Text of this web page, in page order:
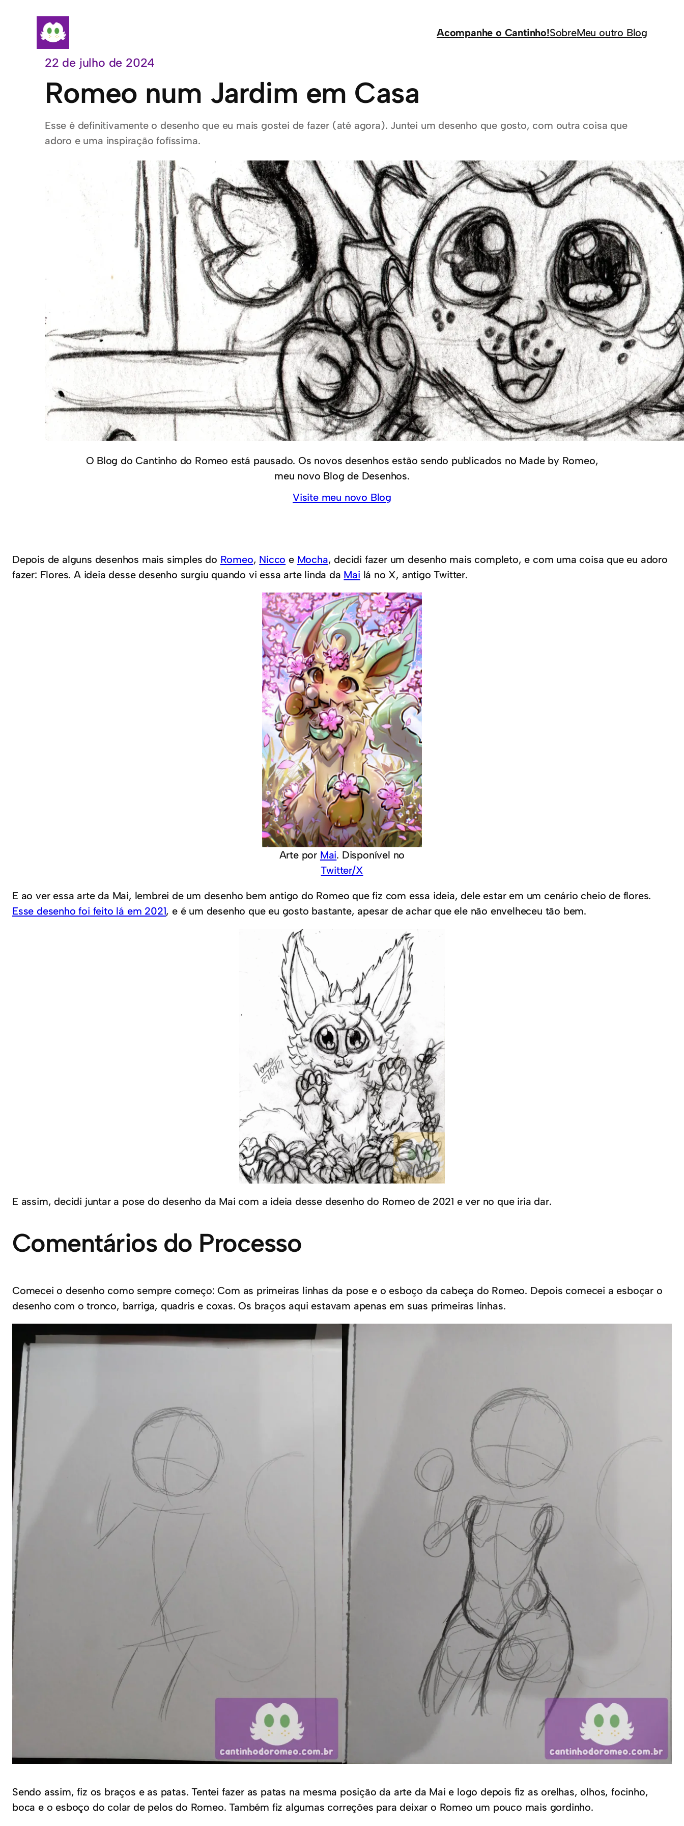
conteúdo
Acompanhe o Cantinho!SobreMeu outro Blog
22 de julho de 2024
Romeo num Jardim em Casa
Esse é definitivamente o desenho que eu mais gostei de fazer (até agora). Juntei um desenho que gosto, com outra coisa que
adoro e uma inspiração fofíssima.
O Blog do Cantinho do Romeo está pausado. Os novos desenhos estão sendo publicados no Made by Romeo,
meu novo Blog de Desenhos.
Visite meu novo Blog
Depois de alguns desenhos mais simples do Romeo, Nicco e Mocha, decidi fazer um desenho mais completo, e com uma coisa que eu adoro
fazer: Flores. A ideia desse desenho surgiu quando vi essa arte linda da Mai lá no X, antigo Twitter.
Arte por Mai. Disponível no
Twitter/X
E ao ver essa arte da Mai, lembrei de um desenho bem antigo do Romeo que fiz com essa ideia, dele estar em um cenário cheio de flores.
Esse desenho foi feito lá em 2021, e é um desenho que eu gosto bastante, apesar de achar que ele não envelheceu tão bem.
E assim, decidi juntar a pose do desenho da Mai com a ideia desse desenho do Romeo de 2021 e ver no que iria dar.
Comentários do Processo
Comecei o desenho como sempre começo: Com as primeiras linhas da pose e o esboço da cabeça do Romeo. Depois comecei a esboçar o
desenho com o tronco, barriga, quadris e coxas. Os braços aqui estavam apenas em suas primeiras linhas.
Sendo assim, fiz os braços e as patas. Tentei fazer as patas na mesma posição da arte da Mai e logo depois fiz as orelhas, olhos, focinho,
boca e o esboço do colar de pelos do Romeo. Também fiz algumas correções para deixar o Romeo um pouco mais gordinho.